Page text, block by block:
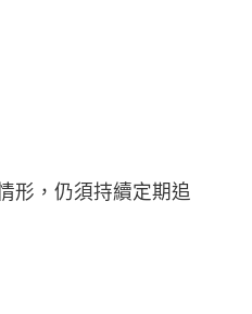
形，仍須持續定期追